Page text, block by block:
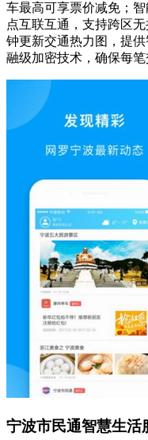
车最高可享票价减免；
点互联互通，支持跨区
钟更新交通热力图，提
融级加密技术，确保每笔
宁波市民通智慧生活